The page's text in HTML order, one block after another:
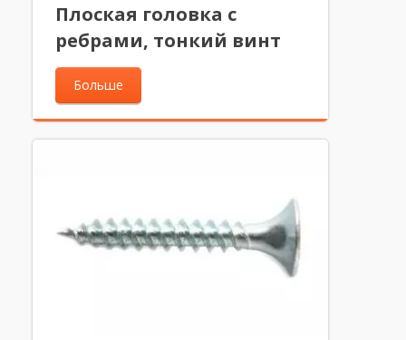
Плоская головка с
ребрами, тонкий винт
Больше